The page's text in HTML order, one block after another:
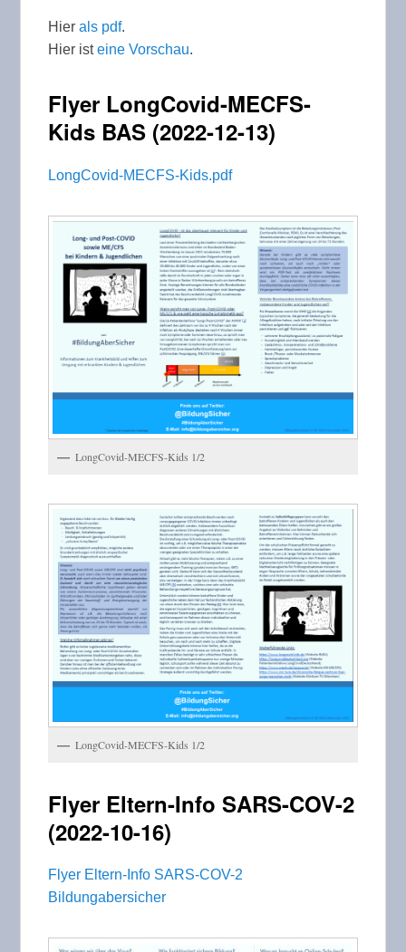
Hierals pdf.
Hier isteine Vorschau.
Flyer LongCovid-MECFS-
Kids BAS (2022-12-13)
LongCovid-MECFS-Kids.pdf
LongCovid-MECFS-Kids 1/2
LongCovid-MECFS-Kids 1/2
Flyer Eltern-Info SARS-COV-2
(2022-10-16)
Flyer Eltern-Info SARS-COV-2
Bildungabersicher